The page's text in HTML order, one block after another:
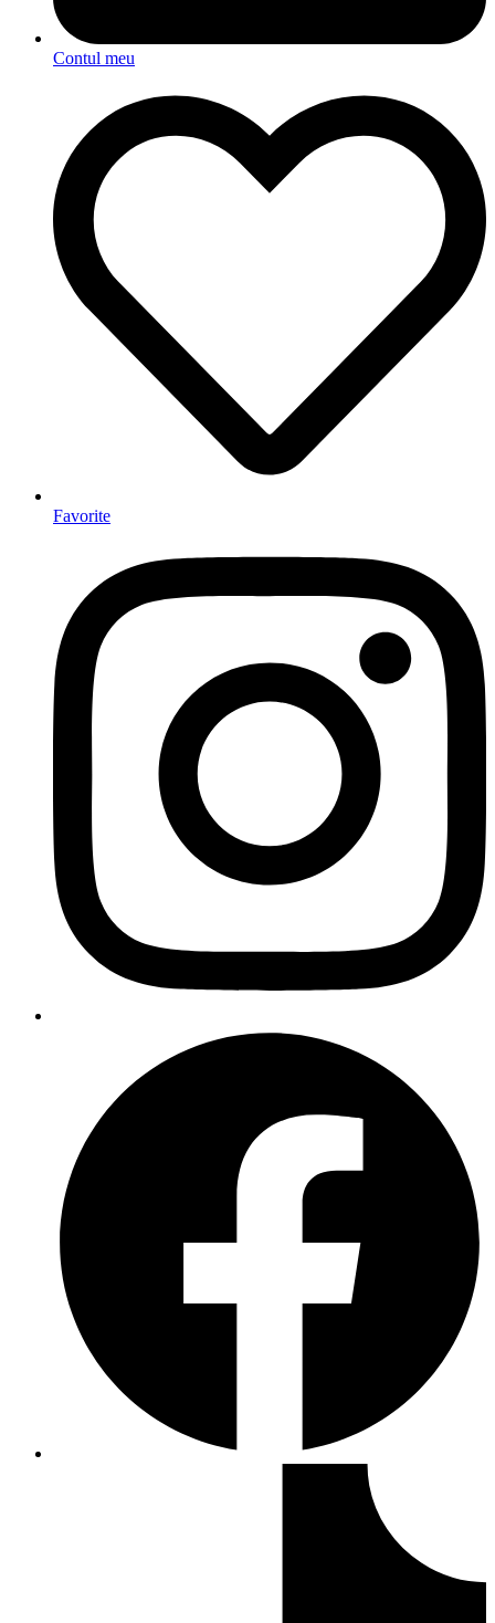
Contul meu
Favorite